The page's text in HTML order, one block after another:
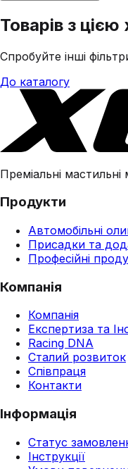
Товарів з
Спробуйте інші
До каталогу
Преміальні мастильні
Продукти
Автомобільні
Присадки та
Професійні
Компанія
Компанія
Експертиза та
Racing DNA
Сталий розвиток
Співпраця
Контакти
Інформація
Статус
Інструкції